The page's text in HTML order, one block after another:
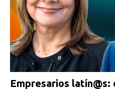
Empresarios latín@s: